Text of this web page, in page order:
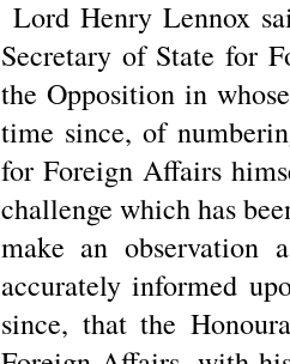
Lord Henry Lennox
Secretary of State for
the Opposition in
time since, of
for Foreign Affairs
challenge which has
make an
accurately informed
since, that the